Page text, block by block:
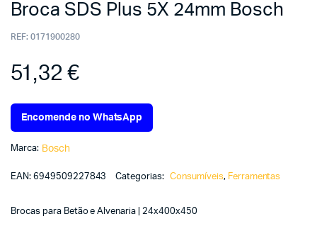
Broca SDS Plus 5X 24mm Bosch
REF: 0171900280
51,32€
Encomende no WhatsApp
Marca: Bosch
EAN: 6949509227843 Categorias: Consumíveis, Ferramentas
Brocas para Betão e Alvenaria | 24x400x450